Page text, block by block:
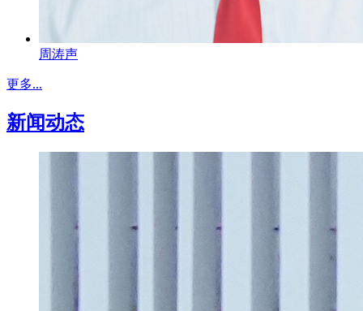
周涛声
更多...
新闻动态